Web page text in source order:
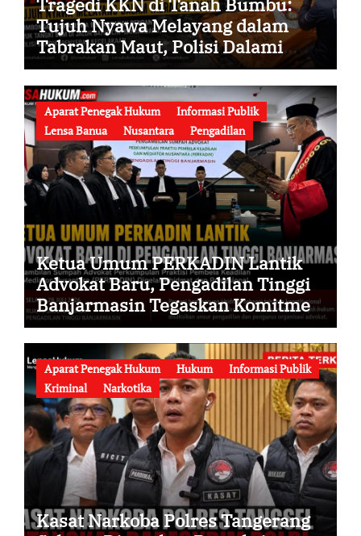
Tragedi KKN di Tanah Bumbu:
Tujuh Nyawa Melayang dalam
Tabrakan Maut, Polisi Dalami
Seluruh Faktor Penyebab
Kecelakaan
Aparat Penegak Hukum
Informasi Publik
Lensa Banua
Nusantara Pengadilan
Ketua Umum PERKADIN Lantik
Advokat Baru, Pengadilan Tinggi
Banjarmasin Tegaskan Komitmen
Menjaga Martabat Profesi Advokat
Aparat Penegak Hukum Hukum
Informasi Publik
Kriminal
Narkotika
Kasat Narkoba Polres Tangerang